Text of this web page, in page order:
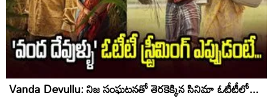
Vanda Devullu: నిజ సంఘటనతో తెరకెక్కిన సినిమా ఓటీటీలో...